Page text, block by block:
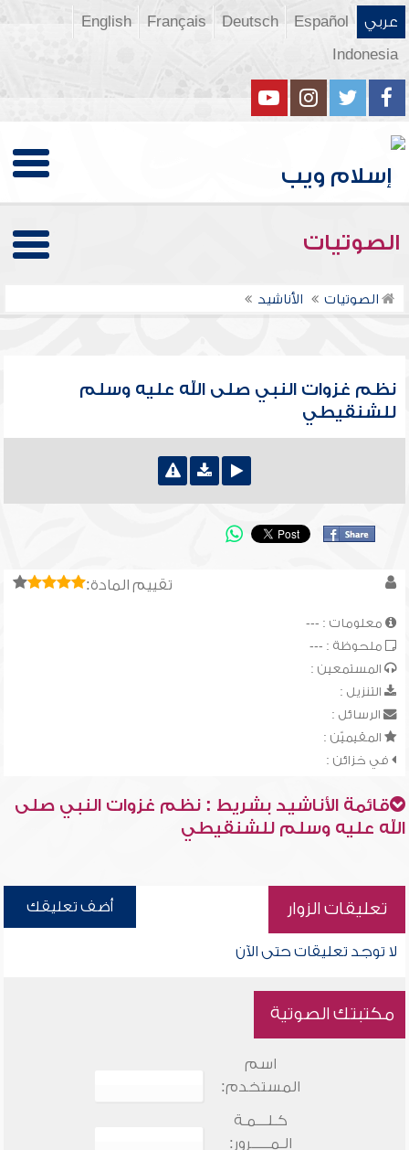
عربي Español
Deutsch
Français
English
Indonesia
الصوتيات
الصوتيات الأناشيد
نظم غزوات النبي صلى الله عليه وسلم
للشنقيطي
تقييم المادة:
معلومات : ---
ملحوظة : ---
المستمعين :
التنزيل :
الرسائل :
المقيميّن :
في خزائن :
قائمة الأناشيد بشريط : نظم غزوات النبي صلى
الله عليه وسلم للشنقيطي
تعليقات الزوار أضف تعليقك
لا توجد تعليقات حتى الآن
مكتبتك الصوتية
اسم
المستخدم:
كـلـــمـة
الـمـــــرور: